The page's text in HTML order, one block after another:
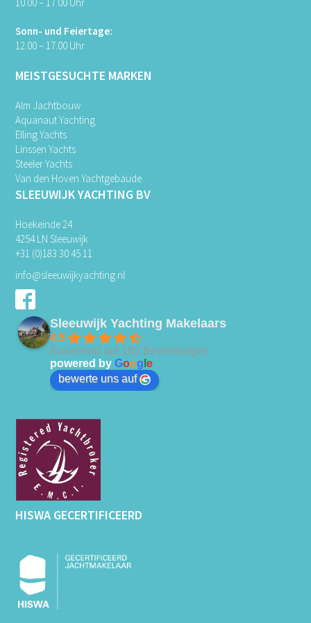
Sonn- und Feiertage:
12.00 – 17.00 Uhr
MEISTGESUCHTE MARKEN
Alm Jachtbouw
Aquanaut Yachting
Elling Yachts
Linssen Yachts
Steeler Yachts
Van den Hoven Yachtgebäude
SLEEUWIJK YACHTING BV
Hoekeinde 24
4254 LN Sleeuwijk
+31 (0)183 30 45 11
info@sleeuwijkyachting.nl
Sleeuwijk Yachting Makelaars
4.5
Basierend auf 182 Bewertungen
powered byGoog le
bewerte uns auf
HISWA GECERTIFICEERD